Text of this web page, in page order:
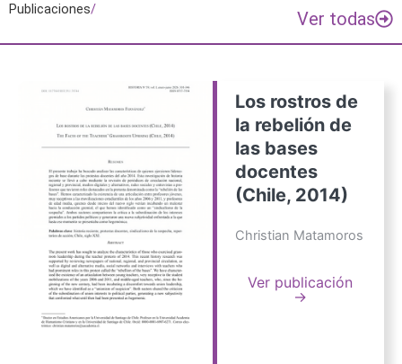
Publicaciones/ Ver todas
Los rostros de
la rebelión de
las bases
docentes
(Chile, 2014)
Christian Matamoros
Ver publicación
→